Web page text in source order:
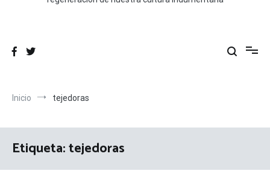
Inicio tejedoras
Etiqueta:tejedoras